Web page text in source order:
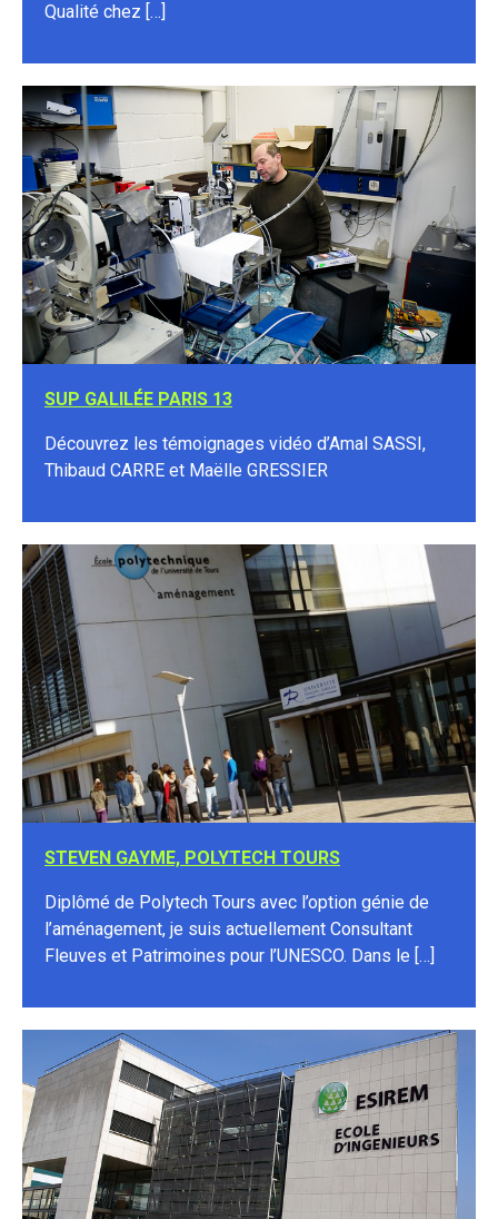
Qualité chez […]
SUP GALILÉE PARIS 13
Découvrez les témoignages vidéo d’Amal SASSI,
Thibaud CARRE et Maëlle GRESSIER
STEVEN GAYME, POLYTECH TOURS
Diplômé de Polytech Tours avec l’option génie de
l’aménagement, je suis actuellement Consultant
Fleuves et Patrimoines pour l’UNESCO. Dans le […]